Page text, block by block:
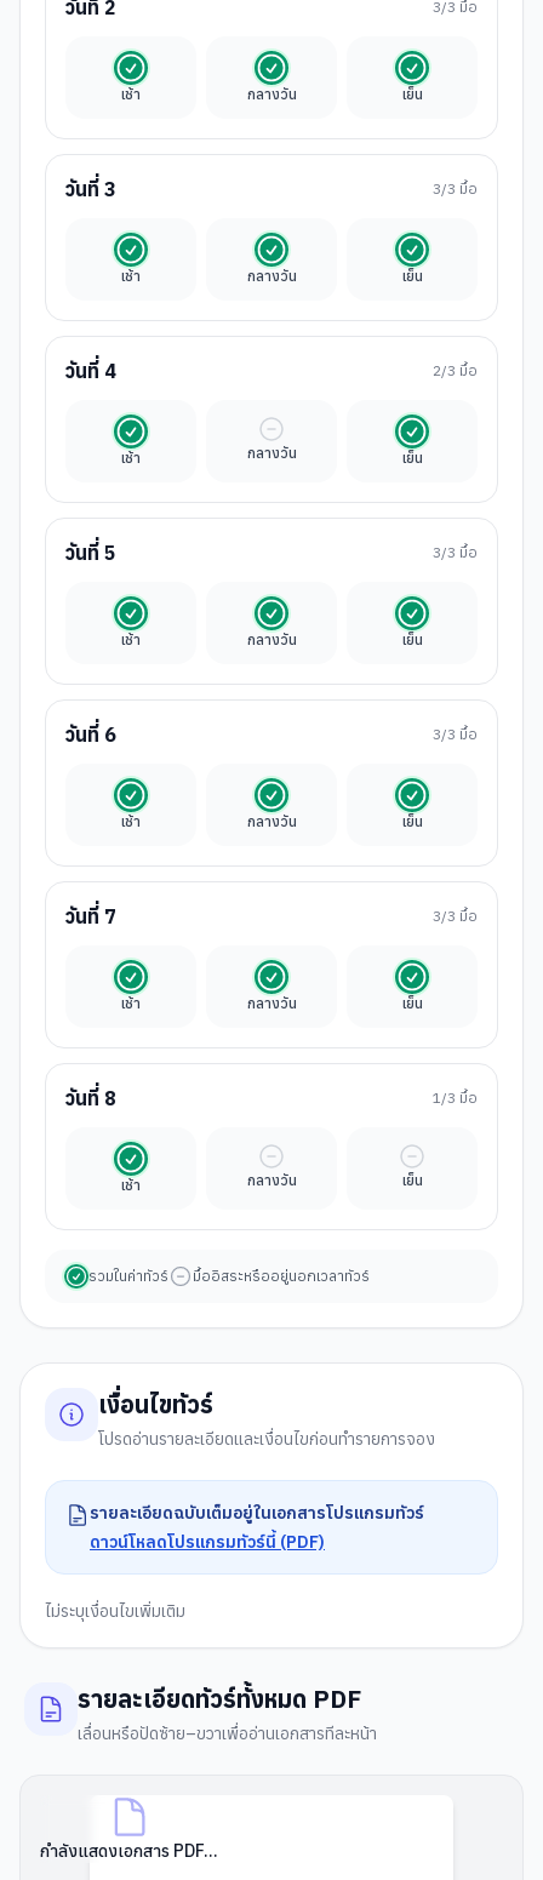
วันที่ 2 3/3 มื้อ
เช้า
รวมในค่าทัวร์
กลางวัน
รวมในค่าทัวร์
เย็น
รวมในค่าทัวร์
วันที่ 3 3/3 มื้อ
เช้า
รวมในค่าทัวร์
กลางวัน
รวมในค่าทัวร์
เย็น
รวมในค่าทัวร์
วันที่ 4 2/3 มื้อ
เช้า
รวมในค่าทัวร์
กลางวัน
มื้ออิสระ
เย็น
รวมในค่าทัวร์
วันที่ 5 3/3 มื้อ
เช้า
รวมในค่าทัวร์
กลางวัน
รวมในค่าทัวร์
เย็น
รวมในค่าทัวร์
วันที่ 6 3/3 มื้อ
เช้า
รวมในค่าทัวร์
กลางวัน
รวมในค่าทัวร์
เย็น
รวมในค่าทัวร์
วันที่ 7 3/3 มื้อ
เช้า
รวมในค่าทัวร์
กลางวัน
รวมในค่าทัวร์
เย็น
รวมในค่าทัวร์
วันที่ 8 1/3 มื้อ
เช้า
รวมในค่าทัวร์
กลางวัน
มื้ออิสระ
เย็น
มื้ออิสระ
รวมในค่าทัวร์ มื้ออิสระหรืออยู่นอกเวลาทัวร์
เงื่อนไขทัวร์
โปรดอ่านรายละเอียดและเงื่อนไขก่อนทำรายการจอง
รายละเอียดฉบับเต็มอยู่ในเอกสารโปรแกรมทัวร์
ดาวน์โหลดโปรแกรมทัวร์นี้ (PDF)
ไม่ระบุเงื่อนไขเพิ่มเติม
รายละเอียดทัวร์ทั้งหมด PDF
เลื่อนหรือปัดซ้าย–ขวาเพื่ออ่านเอกสารทีละหน้า
กำลังแสดงเอกสาร PDF...